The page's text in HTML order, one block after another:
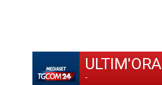
ULTIM'ORA
-